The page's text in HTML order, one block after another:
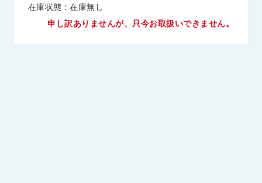
在庫状態 : 在庫無し
申し訳ありませんが、只今お取扱いできません。